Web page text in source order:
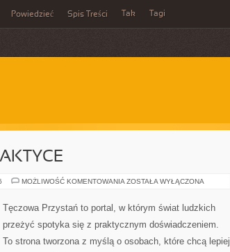
Powiedzieć Spis Treści Tak Tagi
MOŻLIWOŚĆ KOMENTOWANIA PSYCHIATRIA
ZOSTAŁA WYŁĄCZONA
Tęczowa Przystań to portal, w którym świat ludzkich
przeżyć spotyka się z praktycznym doświadczeniem.
To strona tworzona z myślą o osobach, które chcą lepiej